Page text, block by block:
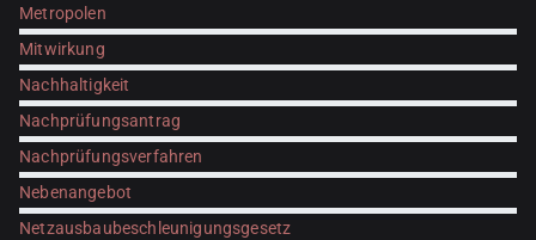
Metropolen
Mitwirkung
Nachhaltigkeit
Nachprüfungsantrag
Nachprüfungsverfahren
Nebenangebot
Netzausbaubeschleunigungsgesetz